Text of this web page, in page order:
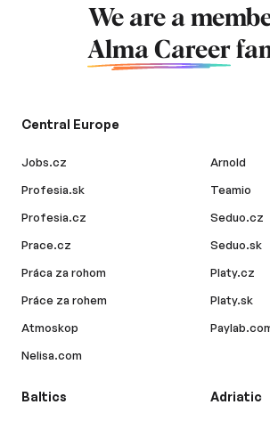
We are a
Alma Career
Central Europe
Jobs.cz
Profesia.sk
Profesia.cz
Prace.cz
Práca za rohom
Práce za rohem
Atmoskop
Nelisa.com
Arnold
Teamio
Seduo.cz
Seduo.sk
Platy.cz
Platy.sk
Baltics Adriatic